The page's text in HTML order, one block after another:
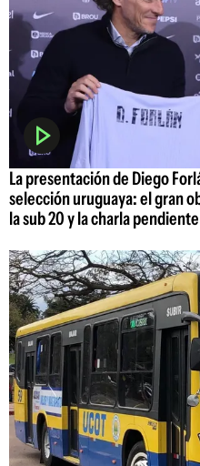
La presentación de Diego
selección uruguaya: el gran
la sub 20 y la charla